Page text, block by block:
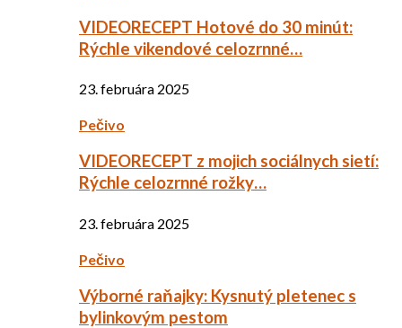
VIDEORECEPT Hotové do 30 minút:
Rýchle vikendové celozrnné…
23. februára 2025
Pečivo
VIDEORECEPT z mojich sociálnych sietí:
Rýchle celozrnné rožky…
23. februára 2025
Pečivo
Výborné raňajky: Kysnutý pletenec s
bylinkovým pestom